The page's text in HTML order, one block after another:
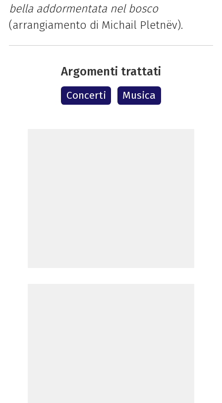
bella addormentata nel bosco
(arrangiamento di Michail Pletnëv).
Argomenti trattati
Concerti Musica